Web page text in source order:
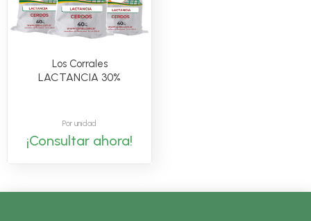
Los Corrales
LACTANCIA 30%
Por unidad
¡Consultar ahora!